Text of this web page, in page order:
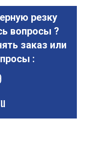
резку
вопросы ?
заказ или
: